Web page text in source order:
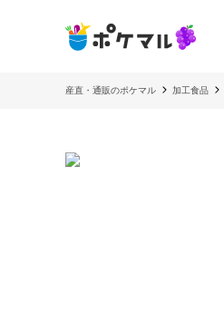
産直・通販のポケマル 加工食品